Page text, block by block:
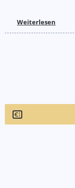
Weiterlesen